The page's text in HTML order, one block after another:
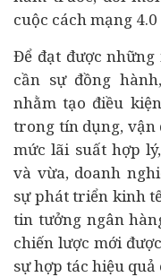
cuộc cách mạng
Để đạt được
cần sự đồng
nhằm tạo điều
trong tín dụng, vận
mức lãi suất hợp
và vừa, doanh
sự phát triển kinh
tin tưởng ngân
chiến lược mới
sự hợp tác hiệu quả